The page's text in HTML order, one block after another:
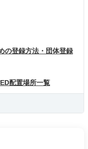
の登録方法・団体登録
配置場所一覧